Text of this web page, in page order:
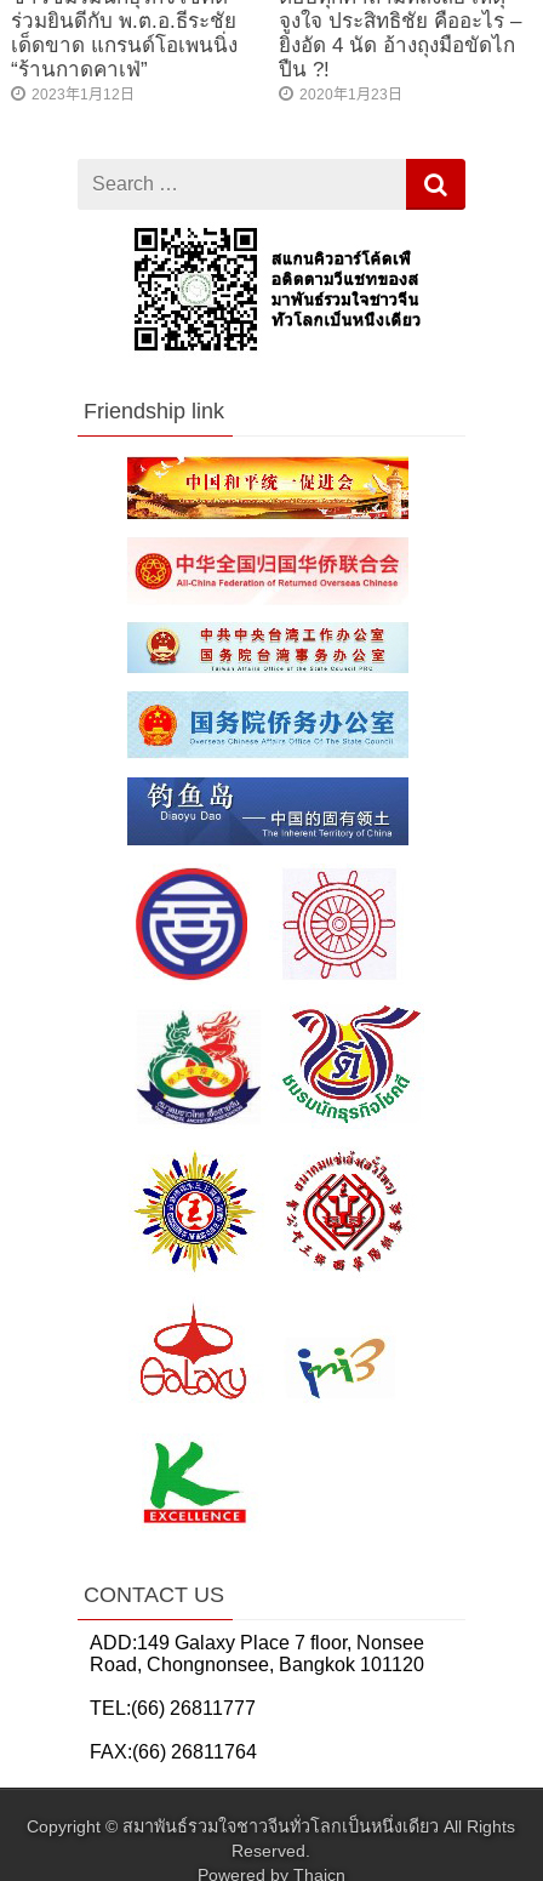
ร่วมยินดีกับ​ พ.ต.อ.ธีระชัย​
เด็ดขาด​ แกรนด์โอเพนนิ่ง
“ร้าน​กาดคาเฟ่​”
2023年1月12日
จูงใจ ประสิทธิชัย คืออะไร –
ยิงอัด 4 นัด อ้างถุงมือขัดไก
ปืน ?!
2020年1月23日
for
Friendship link
CONTACT US
ADD:149 Galaxy Place 7 floor, Nonsee
Road, Chongnonsee, Bangkok 101120
TEL:(66) 26811777
FAX:(66) 26811764
Copyright © สมาพันธ์รวมใจชาวจีนทั่วโลกเป็นหนึ่งเดียว All Rights
Reserved.
Powered by Thaicn